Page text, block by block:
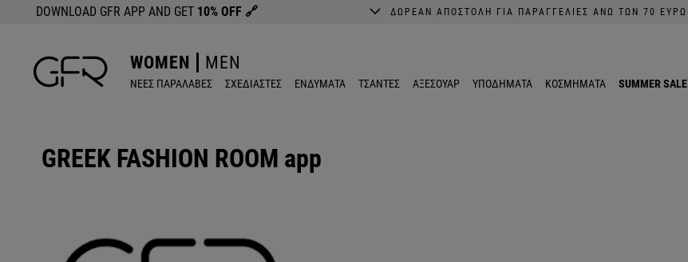
DOWNLOAD GFR APP AND GET 10% OFF 🔗 ΔΩΡΕΑΝ ΑΠΟΣΤΟΛΗ ΓΙΑ ΠΑΡΑΓΓΕΛΙΕΣ ΑΝΩ ΤΩΝ 70 ΕΥΡΩ
WOMEN MEN
ΝΕΕΣ ΠΑΡΑΛΑΒΕΣ ΣΧΕΔΙΑΣΤΕΣ ΕΝΔΥΜΑΤΑ ΤΣΑΝΤΕΣ ΑΞΕΣΟΥΑΡ ΥΠΟΔΗΜΑΤΑ ΚΟΣΜΗΜΑΤΑ SUMMER SALE
GREEK FASHION ROOM app